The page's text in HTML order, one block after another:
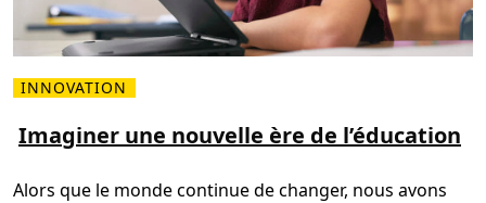
L
e
u
INNOVATION
Imaginer une nouvelle ère de l’éducation
Alors que le monde continue de changer, nous avons